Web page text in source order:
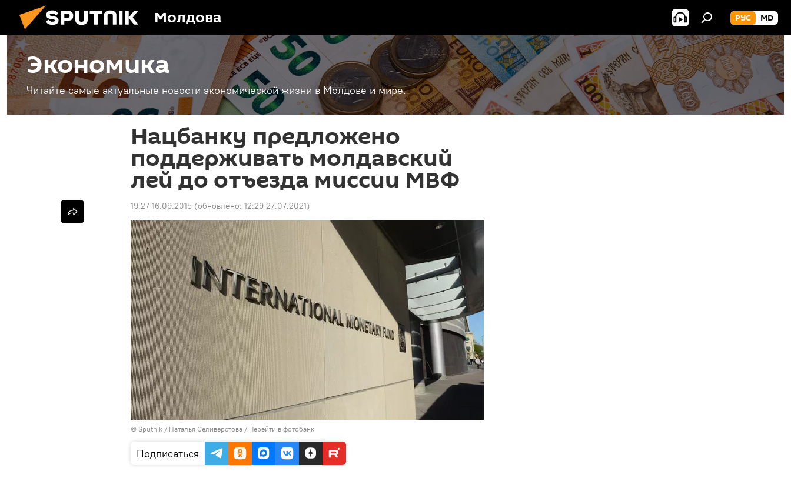
Молдова РУС MD
Экономика
Читайте самые актуальные новости экономической жизни в Молдове и мире.
Нацбанку предложено
поддерживать молдавский
лей до отъезда миссии МВФ
19:27 16.09.2015 (обновлено: 12:29 27.07.2021)
© Sputnik / Наталья Селиверстова / Перейти в фотобанк
Подписаться